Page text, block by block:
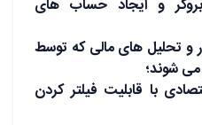
و ایجاد حساب های
و تحلیل های مالی که توسط
می شوند؛
با قابلیت فیلتر کردن